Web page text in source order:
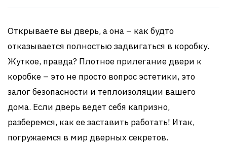
Открываете вы дверь, а она – как будто
отказывается полностью задвигаться в коробку.
Жуткое, правда? Плотное прилегание двери к
коробке – это не просто вопрос эстетики, это
залог безопасности и теплоизоляции вашего
дома. Если дверь ведет себя капризно,
разберемся, как ее заставить работать! Итак,
погружаемся в мир дверных секретов.